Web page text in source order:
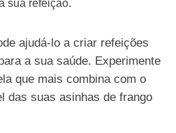
sua refeição.
ajudá-lo a criar refeições
a sua saúde. Experimente
que mais combina com o
das suas asinhas de frango